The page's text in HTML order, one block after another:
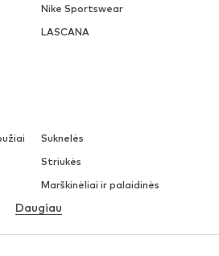
Nike Sportswear
LASCANA
Suknelės
Striukės
Marškinėliai ir palaidinės
Apatiniai
Palaidinės ir tunikos
Daugiau